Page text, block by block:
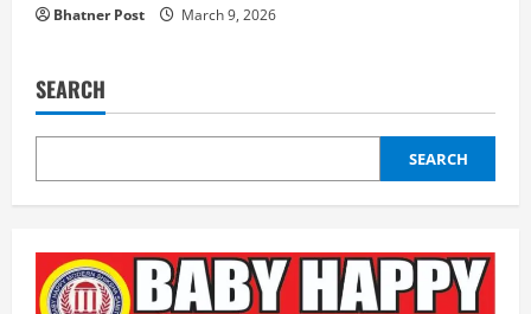
Bhatner Post March 9, 2026
SEARCH
SEARCH